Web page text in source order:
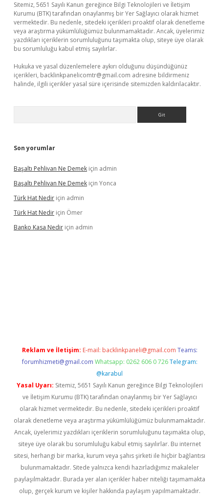
Sitemiz, 5651 Sayılı Kanun gereğince Bilgi Teknolojileri ve İletişim
Kurumu (BTK) tarafından onaylanmış bir Yer Sağlayıcı olarak hizmet
vermektedir. Bu nedenle, sitedeki içerikleri proaktif olarak denetleme
veya araştırma yükümlülüğümüz bulunmamaktadır. Ancak, üyelerimiz
yazdıkları içeriklerin sorumluluğunu taşımakta olup, siteye üye olarak
bu sorumluluğu kabul etmiş sayılırlar.
Hukuka ve yasal düzenlemelere aykırı olduğunu düşündüğünüz
içerikleri, backlinkpanelicomtr@gmail.com adresine bildirmeniz
halinde, ilgili içerikler yasal süre içerisinde sitemizden kaldırılacaktır.
Son yorumlar
Başaltı Pehlivan Ne Demek için admin
Başaltı Pehlivan Ne Demek için Yonca
Türk Hat Nedir için admin
Türk Hat Nedir için Ömer
Banko Kasa Nedir için admin
Reklam ve İletişim: E-mail: backlinkpaneli@gmail.com Teams:
forumhizmeti@gmail.com Whatsapp: 0262 606 0 726 Telegram:
@karabul
Yasal Uyarı: Sitemiz, 5651 Sayılı Kanun gereğince Bilgi Teknolojileri
ve İletişim Kurumu (BTK) tarafından onaylanmış bir Yer Sağlayıcı
olarak hizmet vermektedir. Bu nedenle, sitedeki içerikleri proaktif
olarak denetleme veya araştırma yükümlülüğümüz bulunmamaktadır.
Ancak, üyelerimiz yazdıkları içeriklerin sorumluluğunu taşımakta olup,
siteye üye olarak bu sorumluluğu kabul etmiş sayılırlar. Bu internet
sitesi, herhangi bir marka, kurum veya şahıs şirketi ile hiçbir bağlantısı
bulunmamaktadır. Sitede yalnızca kendi hazırladığımız makaleler
paylaşılmaktadır. Burada yer alan içerikler haber niteliği taşımamakta
olup, gerçek kurum ve kişiler hakkında paylaşım yapılmamaktadır.